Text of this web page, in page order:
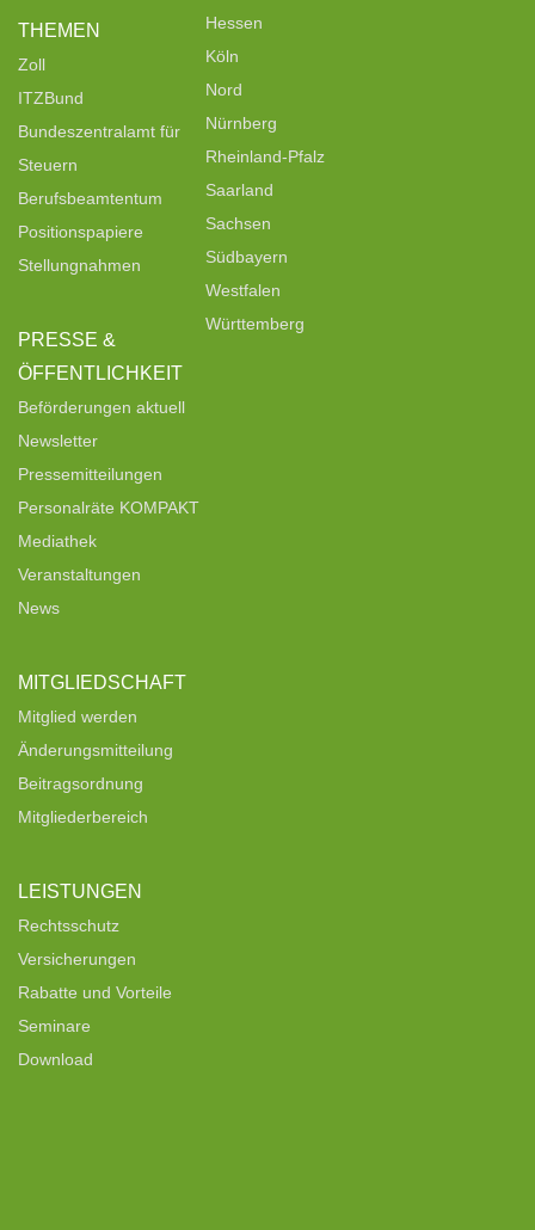
THEMEN
Zoll
ITZBund
Bundeszentralamt für
Steuern
Berufsbeamtentum
Positionspapiere
Stellungnahmen
PRESSE &
ÖFFENTLICHKEIT
Beförderungen aktuell
Newsletter
Pressemitteilungen
Personalräte KOMPAKT
Mediathek
Veranstaltungen
News
MITGLIEDSCHAFT
Mitglied werden
Änderungsmitteilung
Beitragsordnung
Mitgliederbereich
LEISTUNGEN
Rechtsschutz
Versicherungen
Rabatte und Vorteile
Seminare
Download
Hessen
Köln
Nord
Nürnberg
Rheinland-Pfalz
Saarland
Sachsen
Südbayern
Westfalen
Württemberg